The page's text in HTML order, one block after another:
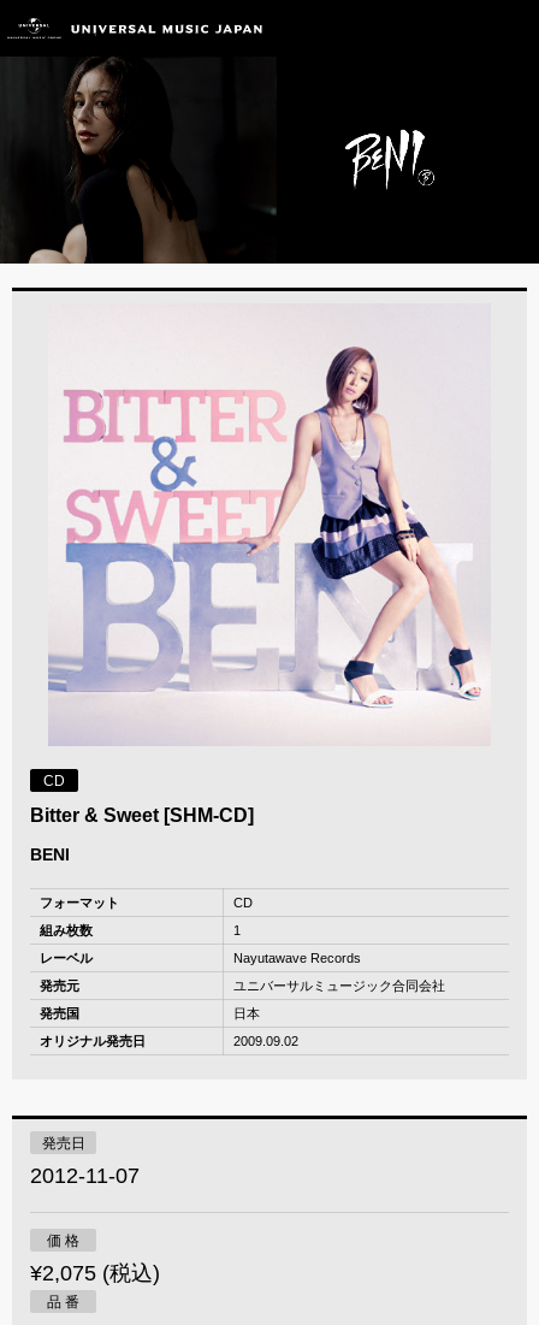
CD
Bitter & Sweet [SHM-CD]
BENI
フォーマット
CD
組み枚数
1
レーベル
Nayutawave Records
発売元
ユニバーサルミュージック合同会社
発売国
日本
オリジナル発売日
2009.09.02
発売日
2012-11-07
価 格
¥2,075 (税込)
品 番